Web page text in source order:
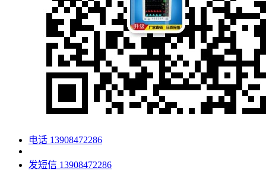
电话 13908472286
发短信 13908472286